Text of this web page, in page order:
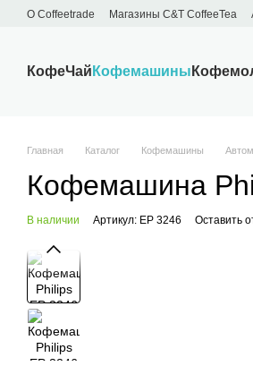
Перейти к основному контенту
О Сoffeetrade Магазины C&T CoffeeTea
КофеЧай Кофемашины
Главная Каталог Кофемашины
Кофемашина
В наличии Артикул: EP 3246 Оставить